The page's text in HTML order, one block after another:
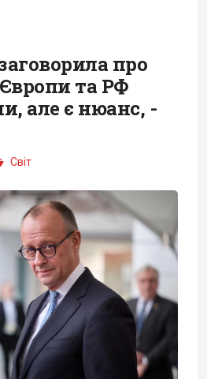
про
та РФ
але є нюанс, -
Світ